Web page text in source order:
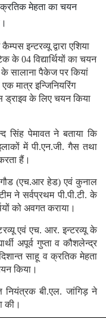
क्रतिक मेहता का चयन
इन्टरव्यू द्वारा एशिया
के 04 विद्यार्थियों का चयन
सालाना पैकेज पर कियां
मात्र इन्जिनियरिंग
के लिए चयन किया
सिंह पेमावत ने बताया कि
में पी.एन.जी. गैस तथा
हैं।
गौड (एच.आर हेड) एवं कुनाल
ने सर्वप्रथम पी.पी.टी. के
को अवगत कराया।
एवं एच. आर. इन्टरव्यू के
अपूर्व गुप्ता व कौशलेन्द्र
साहू व क्रतिक मेहता
किया।
नियंत्रक बी.एल. जांगिड़ ने
की।